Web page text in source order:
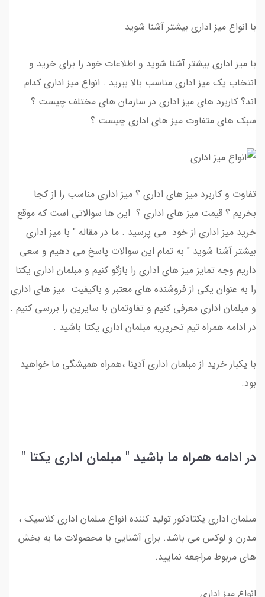
با انواع میز اداری بیشتر آشنا شوید
با میز اداری بیشتر آشنا شوید و اطلاعات خود را برای خرید و
انتخاب یک میز اداری مناسب بالا ببرید . انواع میز اداری کدام
اند؟ کاربرد های میز اداری در سازمان های مختلف چیست ؟
سبک های متفاوت میز های اداری چیست ؟
تفاوت و کاربرد میز های اداری ؟ میز اداری مناسب را از کجا
بخریم ؟ قیمت میز های اداری ؟ این ها سوالاتی است که موقع
خرید میز اداری از خود می پرسید . ما در مقاله " با میز اداری
بیشتر آشنا شوید " به تمام این سوالات پاسخ می دهیم و سعی
داریم وجه تمایز میز های اداری را بازگو کنیم و مبلمان اداری یکتا
را به عنوان یکی از فروشنده های معتبر و باکیفیت میز های اداری
و مبلمان اداری معرفی کنیم و تفاوتمان با سایرین را بررسی کنیم .
در ادامه همراه تیم تحریریه مبلمان اداری یکتا باشید .
با یکبار خرید از مبلمان اداری آدینا ،همراه همیشگی ما خواهید
بود.
در ادامه همراه ما باشید " مبلمان اداری یکتا "
مبلمان اداری یکتادکور تولید کننده انواع مبلمان اداری کلاسیک ،
مدرن و لوکس می باشد. برای آشنایی با محصولات ما به بخش
های مربوط مراجعه نمایید.
انواع میز اداری